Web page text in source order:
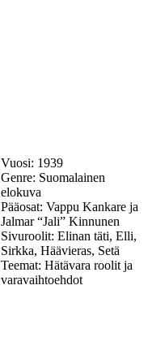
Vuosi: 1939
Genre: Suomalainen
elokuva
Pääosat: Vappu Kankare ja
Jalmar “Jali” Kinnunen
Sivuroolit: Elinan täti, Elli,
Sirkka, Häävieras, Setä
Teemat: Hätävara roolit ja
varavaihtoehdot